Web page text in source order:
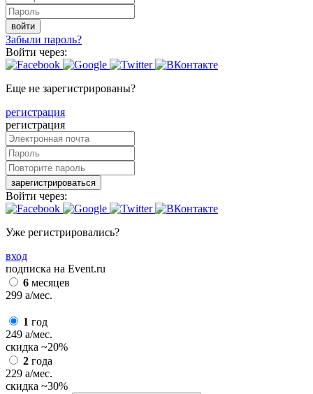
войти
Забыли пароль?
Войти через:
Еще не зарегистрированы?
регистрация
регистрация
зарегистрироваться
Войти через:
Уже регистрировались?
вход
подписка на Event.ru
6 месяцев
299 a/мес.
1 год
249 a/мес.
скидка ~20%
2 года
229 a/мес.
скидка ~30%